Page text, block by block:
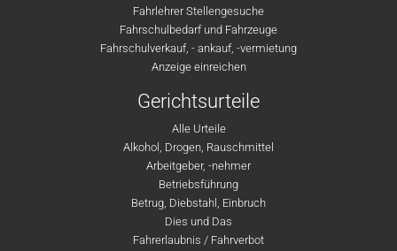
Fahrlehrer Stellengesuche
Fahrschulbedarf und Fahrzeuge
Fahrschulverkauf, - ankauf, -vermietung
Anzeige einreichen
Gerichtsurteile
Alle Urteile
Alkohol, Drogen, Rauschmittel
Arbeitgeber, -nehmer
Betriebsführung
Betrug, Diebstahl, Einbruch
Dies und Das
Fahrerlaubnis / Fahrverbot